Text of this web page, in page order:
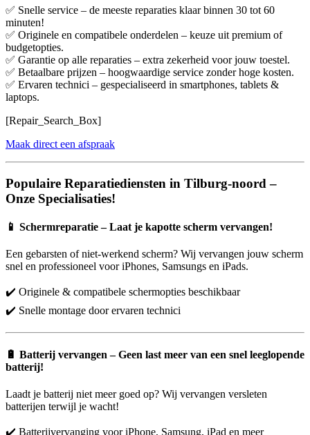
✅ Snelle service – de meeste reparaties klaar binnen 30 tot 60
minuten!
✅ Originele en compatibele onderdelen – keuze uit premium of
budgetopties.
✅ Garantie op alle reparaties – extra zekerheid voor jouw toestel.
✅ Betaalbare prijzen – hoogwaardige service zonder hoge kosten.
✅ Ervaren technici – gespecialiseerd in smartphones, tablets &
laptops.
[Repair_Search_Box]
Maak direct een afspraak
Populaire Reparatiediensten in Tilburg-noord –
Onze Specialisaties!
📱 Schermreparatie – Laat je kapotte scherm vervangen!
Een gebarsten of niet-werkend scherm? Wij vervangen jouw scherm
snel en professioneel voor iPhones, Samsungs en iPads.
✔️ Originele & compatibele schermopties beschikbaar
✔️ Snelle montage door ervaren technici
🔋 Batterij vervangen – Geen last meer van een snel leeglopende
batterij!
Laadt je batterij niet meer goed op? Wij vervangen versleten
batterijen terwijl je wacht!
✔️ Batterijvervanging voor iPhone, Samsung, iPad en meer